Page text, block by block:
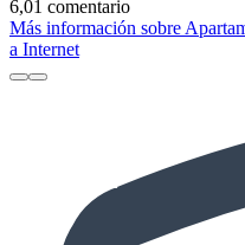
6,01 comentario
Más información sobre
a Internet